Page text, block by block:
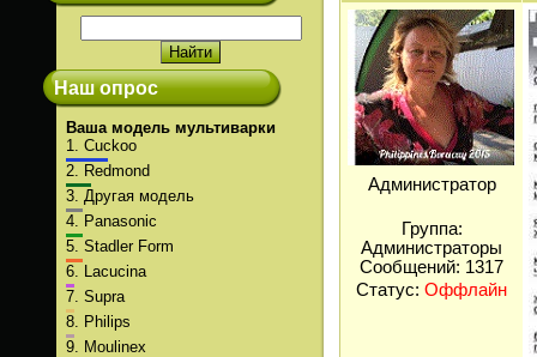
Наш опрос
Ваша модель мультиварки
1. Cuckoo
2.
Redmond
3. Другая модель
4.
Panasonic
5. Stadler Form
6.
Lacucina
7. Supra
8.
Philips
9.
Moulinex
Администратор
Группа:
Администраторы
Сообщений: 1317
Статус: Оффлайн